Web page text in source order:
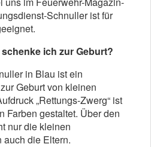
Schnuller ist für
ich zur Geburt?
in Blau ist ein
Geburt von kleinen
„Rettungs-Zwerg“ ist
Farben gestaltet. Über den
nur die kleinen
auch die Eltern.